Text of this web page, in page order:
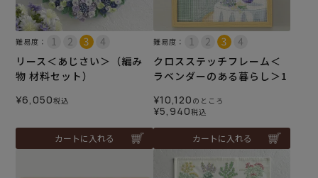
難易度：
リース＜あじさい＞（編み
物 材料セット）
¥6,050税込
カートに入れる
難易度：
クロスステッチフレーム＜
ラベンダーのある暮らし＞1
¥10,120 のところ
¥5,940税込
カートに入れる